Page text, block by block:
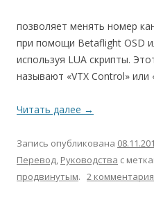
позволяет менять номер
при помощи Betaflight OSD
используя LUA скрипты.
называют «VTX Control» или
Читать далее →
Запись опубликована
Перевод, Руководства с
продвинутым. 2 комментария